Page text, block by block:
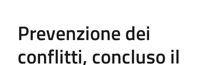
Prevenzione dei
conflitti, concluso il